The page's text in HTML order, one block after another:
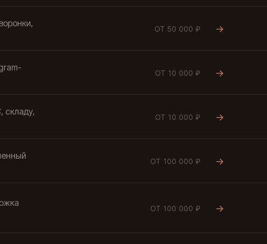
ОТ 50 000 ₽ →
ОТ 10 000 ₽ →
складу,
ОТ 10 000 ₽ →
ОТ 100 000 ₽ →
ОТ 100 000 ₽ →